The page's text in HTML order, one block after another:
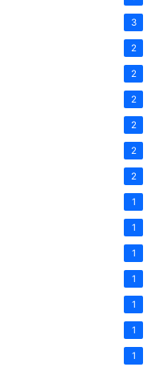
3
2
2
2
2
2
2
1
1
1
1
1
1
1